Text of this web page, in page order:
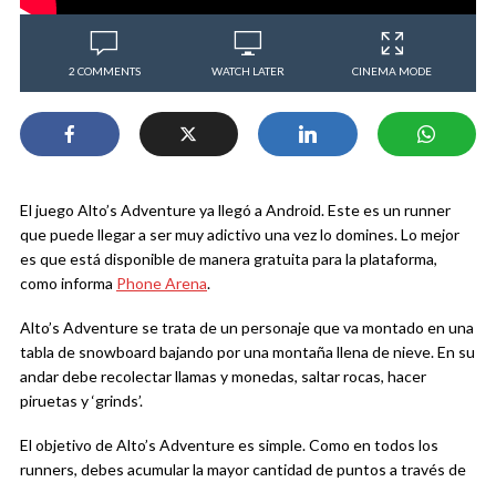
2 COMMENTS WATCH LATER CINEMA MODE
El juego Alto’s Adventure ya llegó a Android. Este es un runner
que puede llegar a ser muy adictivo una vez lo domines. Lo mejor
es que está disponible de manera gratuita para la plataforma,
como informa Phone Arena.
Alto’s Adventure se trata de un personaje que va montado en una
tabla de snowboard bajando por una montaña llena de nieve. En su
andar debe recolectar llamas y monedas, saltar rocas, hacer
piruetas y ‘grinds’.
El objetivo de Alto’s Adventure es simple. Como en todos los
runners, debes acumular la mayor cantidad de puntos a través de